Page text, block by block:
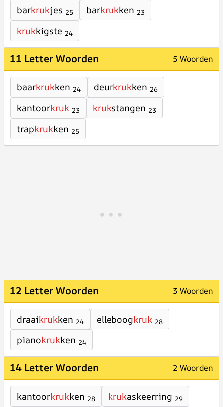
barkrukjes 25 barkrukken 23
krukkigste 24
11 Letter Woorden 5 Woorden
baarkrukken 24 deurkrukken 26
kantoorkruk 23 krukstangen 23
trapkrukken 25
12 Letter Woorden 3 Woorden
draaikrukken 24 elleboogkruk 28
pianokrukken 24
14 Letter Woorden 2 Woorden
kantoorkrukken 28 krukaskeerring 29